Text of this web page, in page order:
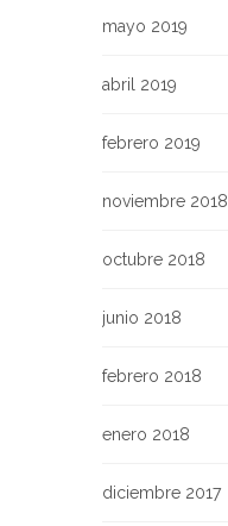
mayo 2019
abril 2019
febrero 2019
noviembre 2018
octubre 2018
junio 2018
febrero 2018
enero 2018
diciembre 2017